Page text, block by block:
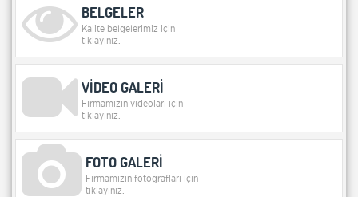
BELGELER
Kalite belgelerimiz için
tıklayınız.
VİDEO GALERİ
Firmamızın videoları için
tıklayınız.
FOTO GALERİ
Firmamızın fotografları için
tıklayınız.